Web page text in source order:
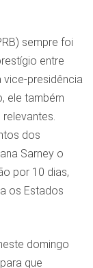
sempre foi
entre
vice-presidência
ele também
dos
Sarney o
por 10 dias,
os Estados
domingo
que